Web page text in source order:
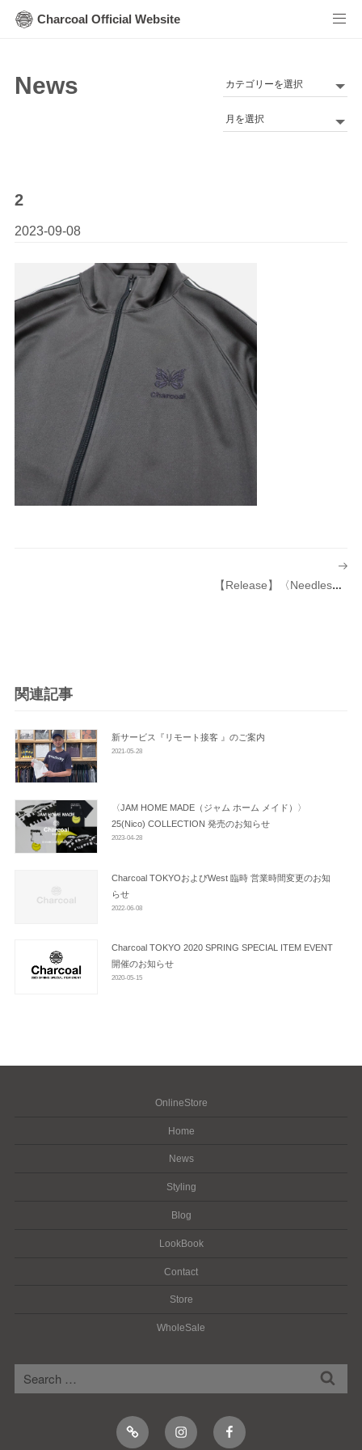
Charcoal Official Website
News
カ
ゴArchives
2
2023-09-08
シ
ン
【Release】〈Needles（ニードルズ）〉別注 Track Jacket 発売のお知らせ
関連記事
新サービス『リモート接客 』のご案内
2021-05-28
〈JAM HOME MADE（ジャム ホーム メイド）〉
25(Nico) COLLECTION 発売のお知らせ
2023-04-28
Charcoal TOKYOおよびWest 臨時 営業時間変更のお知
らせ
2022-06-08
Charcoal TOKYO 2020 SPRING SPECIAL ITEM EVENT
開催のお知らせ
2020-05-15
OnlineStore
Home
News
Styling
Blog
LookBook
Contact
Store
WholeSale
Online
Shop
InstagramFacebook